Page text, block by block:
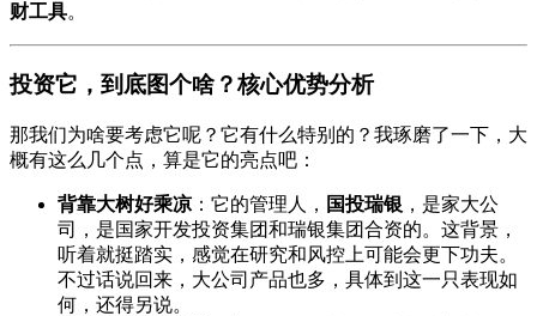
财工具。
投资它，到底图个啥？核心优势分析
那我们为啥要考虑它呢？它有什么特别的？我琢磨了一下，大
概有这么几个点，算是它的亮点吧：
背靠大树好乘凉 ：它的管理人， 国投瑞银 ，是家大公
司，是国家开发投资集团和瑞银集团合资的。这背景，
听着就挺踏实，感觉在研究和风控上可能会更下功夫。
不过话说回来，大公司产品也多，具体到这一只表现如
何，还得另说。